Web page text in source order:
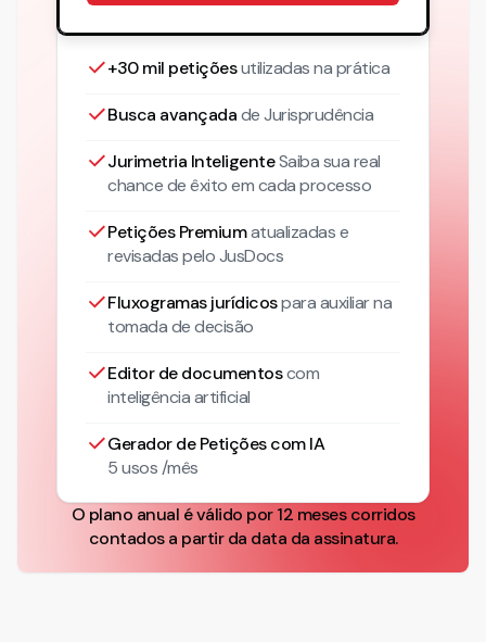
+30 mil petiçõesutilizadas na prática
Busca avançadade Jurisprudência
Jurimetria InteligenteSaiba sua real
chance de êxito em cada processo
Petições Premiumatualizadase
revisadas pelo JusDocs
Fluxogramas jurídicospara auxiliar na
tomada de decisão
Editor de documentoscom
inteligência artificial
Gerador de Petições com IA
5 usos /mês
O plano anual é válido por 12 meses corridos
contados a partir da data da assinatura.